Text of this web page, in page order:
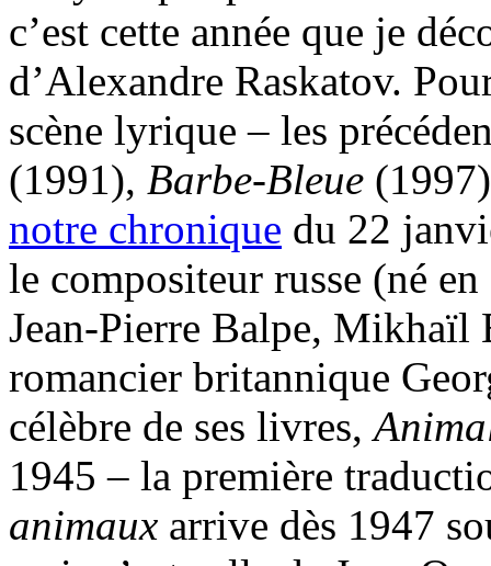
c’est cette année que je
d’Alexandre Raskatov.
scène lyrique – les
(1991), Barbe-Bleue
notre chronique du 22
le compositeur russe (né
Jean-Pierre Balpe,
romancier britannique
célèbre de ses livres,
1945 – la première
animaux arrive dès 1947